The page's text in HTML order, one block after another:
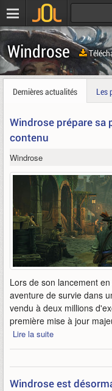
Windrose
Dernières actualités Les
Windrose prépare sa
contenu
Windrose
Lors de son lancement
aventure de survie dans
vendu à deux millions
première mise à jour
Lire la suite
Windrose est